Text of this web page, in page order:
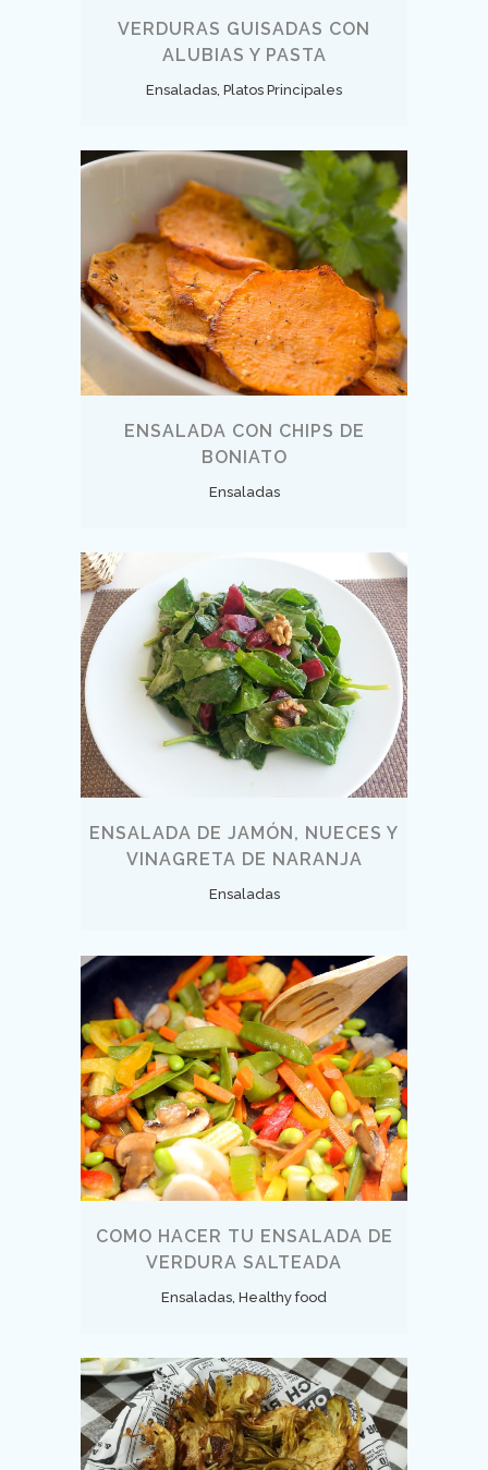
VERDURAS GUISADAS CON
ALUBIAS Y PASTA
Ensaladas, Platos Principales
ENSALADA CON CHIPS DE
BONIATO
Ensaladas
ENSALADA DE JAMÓN, NUECES Y
VINAGRETA DE NARANJA
Ensaladas
COMO HACER TU ENSALADA DE
VERDURA SALTEADA
Ensaladas, Healthy food